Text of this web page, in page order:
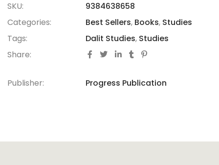
SKU:
9384638658
Categories:
Best Sellers, Books, Studies
Tags:
Dalit Studies, Studies
Share:
Publisher: Progress Publication